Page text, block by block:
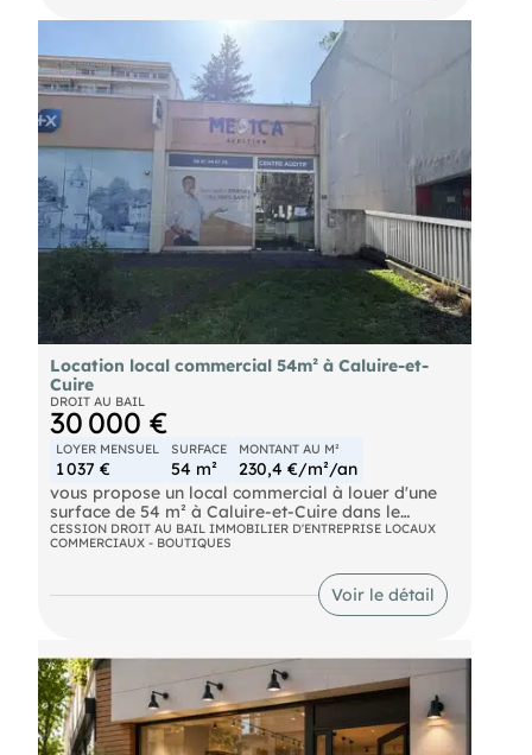
Location local commercial 54m² à Caluire-et-
Cuire
DROIT AU BAIL
30 000 €
LOYER MENSUEL
1 037 €
SURFACE
54 m²
MONTANT AU M²
230,4 €/m²/an
vous propose un local commercial à louer d'une
surface de 54 m² à Caluire-et-Cuire dans le
quartier du Vernay.
Local en très bon état, situé en rez-de-chaussée et
qui se compose d'une belle surface de vente, d'un
bureau cloisonné, d'une surface de réserve et de
Local commercial idéalement situé sur un axe
passant et qui bénéficie d'une belle visibilité dans
un environnement dynamique. A proximité de
nombreux commerces et des transports en
commun, il est facilement accessible et dispose de
CESSION DROIT AU BAIL IMMOBILIER D'ENTREPRISE LOCAUX
COMMERCIAUX - BOUTIQUES
Voir le détail